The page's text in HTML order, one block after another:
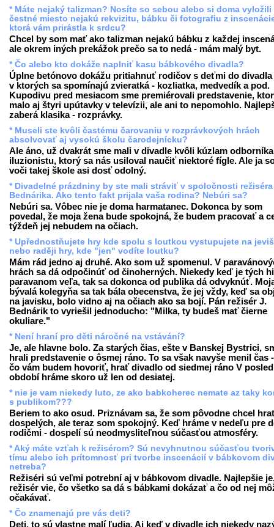
* Máte nejaký talizman? Nosíte so sebou alebo si doma vyložili
čestné miesto nejakú rekvizitu, bábku či fotografiu z
ktorá vám prirástla k srdcu?
Chcel by som mať ako talizman nejakú bábku z každej
ale okrem iných prekážok prečo sa to nedá - mám malý byt.
* Čo alebo kto dokáže naplniť kasu bábkového divadla?
Úplne betónovo dokážu pritiahnuť rodičov s deťmi do
v ktorých sa spomínajú zvieratká - kozliatka, medvedík a pod.
Kupodivu pred mesiacom sme premiérovali predstavenie,
malo aj štyri upútavky v televízii, ale ani to nepomohlo.
zaberá klasika - rozprávky.
* Museli ste kvôli častému čarovaniu v rozprávkových hrách
absolvovať aj vysokú školu čarodejnícku?
Ale áno, už dvakrát sme mali v divadle kvôli kúzlam odborníka
iluzionistu, ktorý sa nás usiloval naučiť niektoré fígle. Ale ja
voči takej škole asi dosť odolný.
* Divadelné prázdniny by ste mali stráviť v spoločnosti režiséra
Bednárika. Ako tento fakt prijala vaša rodina? Nebúri sa?
Nebúri sa. Vôbec nie je doma harmatanec. Dokonca by som
povedal, že moja žena bude spokojná, že budem pracovať a
týždeň jej nebudem na očiach.
* Upřednostňujete hry kde spolu s loutkou vystupujete na
nebo raději hry, kde "jen" vodíte loutku?
Mám rád jedno aj druhé. Ako som už spomenul. V
hrách sa dá odpočinúť od činoherných. Niekedy keď je tých
paravanom veľa, tak sa dokonca od publika dá odvyknúť.
bývalá kolegyňa sa tak bála obecenstva, že jej vždy, keď sa
na javisku, bolo vidno aj na očiach ako sa bojí. Pán režisér J.
Bednárik to vyriešil jednoducho: "Milka, ty budeš mať čierne
okuliare."
* Není hraní pro děti náročné na vstávání?
Je, ale hlavne bolo. Za starých čias, ešte v Banskej Bystrici,
hrali predstavenie o ôsmej ráno. To sa však navyše menil čas
čo vám budem hovoriť, hrať divadlo od siedmej ráno V
období hráme skoro už len od desiatej.
* nie je vam niekedy luto, ze ako babkoherec nemate az taky
s publikom???
Beriem to ako osud. Priznávam sa, že som pôvodne chcel
dospelých, ale teraz som spokojný. Keď hráme v nedeľu pre
rodičmi - dospelí sú neodmysliteľnou súčasťou atmosféry.
* Aký máte vzťah k režisérom? Sú nevyhnutnou súčasťou
tímu alebo ich prítomnosť pri tvorbe inscenácií v bábkovom
netreba?
Režiséri sú veľmi potrební aj v bábkovom divadle. Najlepšie
režisér vie, čo všetko sa dá s bábkami dokázať a čo od nej
očakávať.
* Čo znamenajú pre vás deti?
Deti, to sú vlastne malí ľudia. Aj keď v divadle ich niekedy